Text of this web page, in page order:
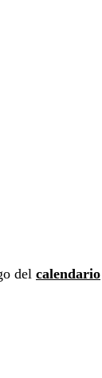
del calendario